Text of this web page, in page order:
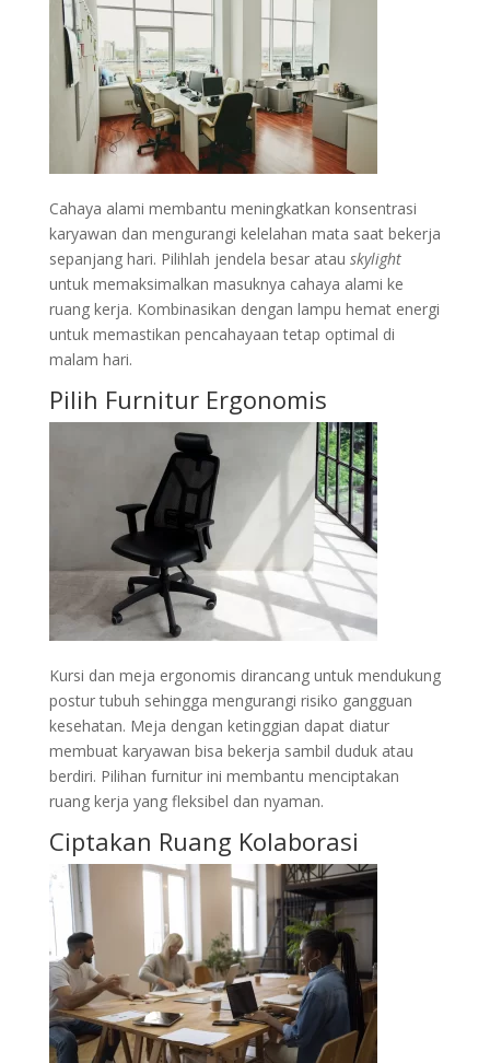
Cahaya alami membantu meningkatkan konsentrasi
karyawan dan mengurangi kelelahan mata saat bekerja
sepanjang hari. Pilihlah jendela besar atau skylight
untuk memaksimalkan masuknya cahaya alami ke
ruang kerja. Kombinasikan dengan lampu hemat energi
untuk memastikan pencahayaan tetap optimal di
malam hari.
Pilih Furnitur Ergonomis
Kursi dan meja ergonomis dirancang untuk mendukung
postur tubuh sehingga mengurangi risiko gangguan
kesehatan. Meja dengan ketinggian dapat diatur
membuat karyawan bisa bekerja sambil duduk atau
berdiri. Pilihan furnitur ini membantu menciptakan
ruang kerja yang fleksibel dan nyaman.
Ciptakan Ruang Kolaborasi